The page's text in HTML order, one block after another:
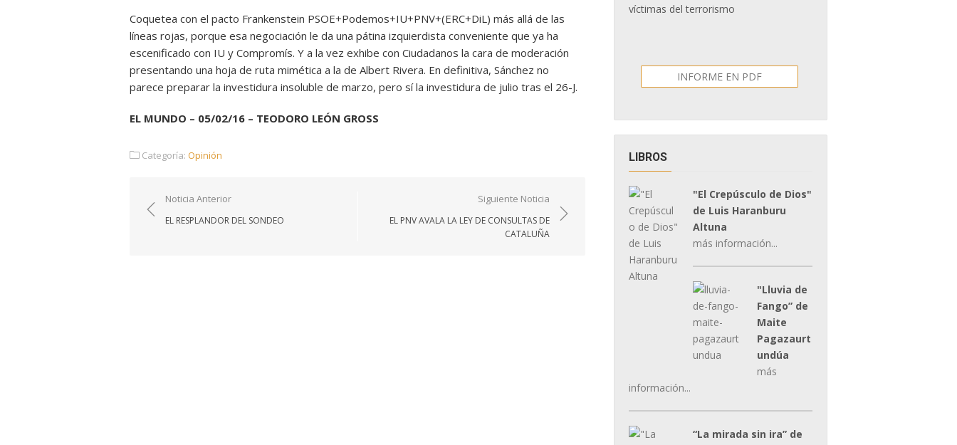
Coquetea con el pacto Frankenstein PSOE+Podemos+IU+PNV+(ERC+DiL) más allá de las
líneas rojas, porque esa negociación le da una pátina izquierdista conveniente que ya ha
escenificado con IU y Compromís. Y a la vez exhibe con Ciudadanos la cara de moderación
presentando una hoja de ruta mimética a la de Albert Rivera. En definitiva, Sánchez no
parece preparar la investidura insoluble de marzo, pero sí la investidura de julio tras el 26-J.
EL MUNDO – 05/02/16 – TEODORO LEÓN GROSS
Categoría: Opinión
Navegación
de
Noticia Anterior
EL RESPLANDOR DEL SONDEO
Siguiente Noticia
EL PNV AVALA LA LEY DE CONSULTAS DE
CATALUÑA
víctimas del terrorismo
INFORME EN PDF
LIBROS
"El Crepúsculo de Dios"
de Luis Haranburu
Altuna
más información...
"Lluvia de
Fango” de
Maite
Pagazaurt
undúa
más
información...
“La mirada sin ira” de